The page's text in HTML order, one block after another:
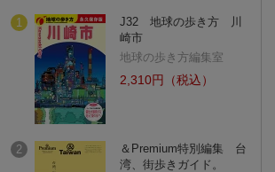
1
J32 地球の歩き方 川
崎市
地球の歩き方編集室
2,310円（税込）
2
＆Premium特別編集 台
湾、街歩きガイド。